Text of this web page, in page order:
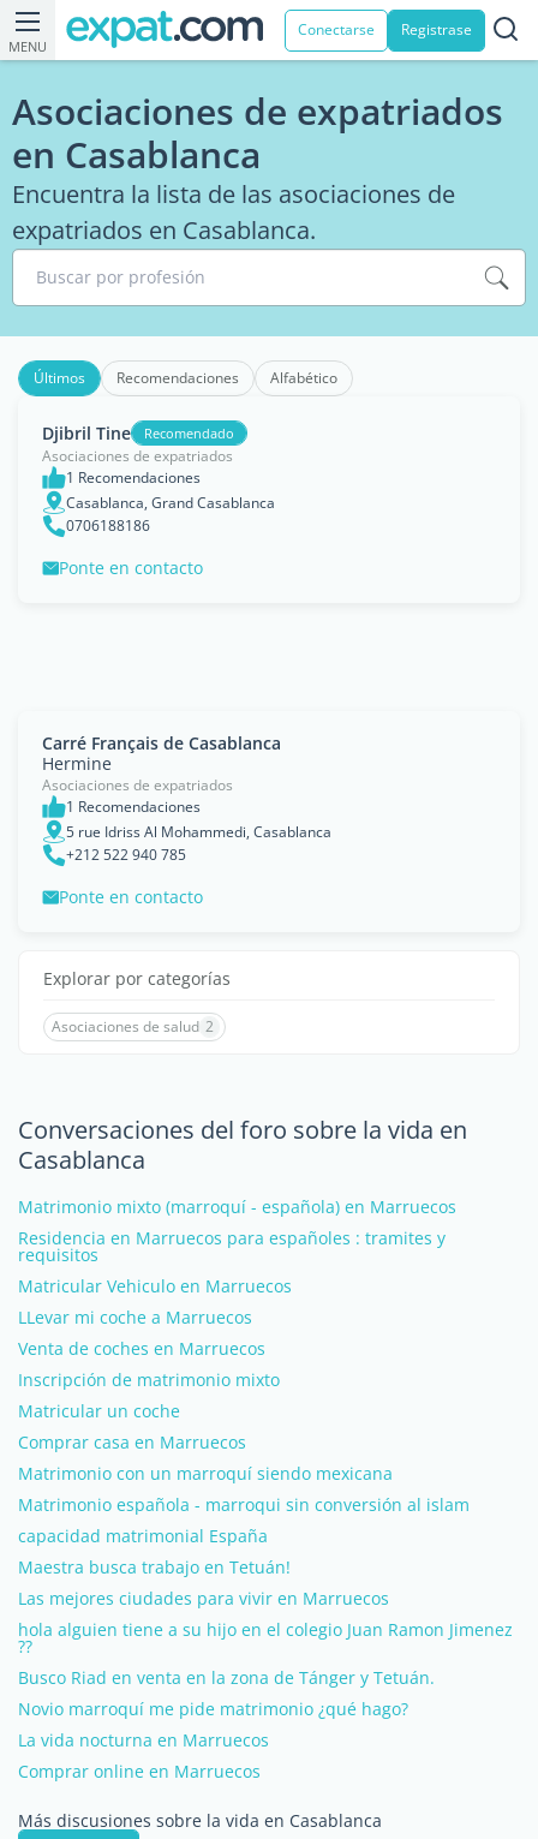
MENU
Conectarse Registrase
Asociaciones de expatriados
en Casablanca
Encuentra la lista de las asociaciones de
expatriados en Casablanca.
Buscar por profesión
Últimos Recomendaciones Alfabético
Djibril Tine Recomendado
Asociaciones de expatriados
1 Recomendaciones
Casablanca, Grand Casablanca
0706188186
Ponte en contacto
Carré Français de Casablanca
Hermine
Asociaciones de expatriados
1 Recomendaciones
5 rue Idriss Al Mohammedi, Casablanca
+212 522 940 785
Ponte en contacto
Explorar por categorías
Asociaciones de salud 2
Conversaciones del foro sobre la vida en
Casablanca
Matrimonio mixto (marroquí - española) en Marruecos
Residencia en Marruecos para españoles : tramites y
requisitos
Matricular Vehiculo en Marruecos
LLevar mi coche a Marruecos
Venta de coches en Marruecos
Inscripción de matrimonio mixto
Matricular un coche
Comprar casa en Marruecos
Matrimonio con un marroquí siendo mexicana
Matrimonio española - marroqui sin conversión al islam
capacidad matrimonial España
Maestra busca trabajo en Tetuán!
Las mejores ciudades para vivir en Marruecos
hola alguien tiene a su hijo en el colegio Juan Ramon Jimenez
??
Busco Riad en venta en la zona de Tánger y Tetuán.
Novio marroquí me pide matrimonio ¿qué hago?
La vida nocturna en Marruecos
Comprar online en Marruecos
Más discusiones sobre la vida en Casablanca